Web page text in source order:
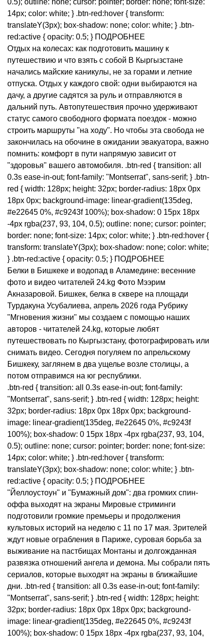
0.5); outline: none; cursor: pointer; border: none; font-size:
14px; color: white; } .btn-red:hover { transform:
translateY(3px); box-shadow: none; color: white; } .btn-
red:active { opacity: 0.5; } ПОДРОБНЕЕ
Отдых на колесах: как подготовить машину к
путешествию и что взять с собой В Кыргызстане
начались майские каникулы, не за горами и летние
отпуска. Отдых у каждого свой: одни выбираются на
дачу, а другие садятся за руль и отправляются в
дальний путь. Автопутешествия прочно удерживают
статус самого свободного формата поездок - можно
строить маршруты "на ходу". Но чтобы эта свобода не
закончилась на обочине в ожидании эвакуатора, важно
помнить: комфорт в пути напрямую зависит от
"здоровья" вашего автомобиля. .btn-red { transition: all
0.3s ease-in-out; font-family: "Montserrat", sans-serif; } .btn-
red { width: 128px; height: 32px; border-radius: 18px 0px
18px 0px; background-image: linear-gradient(135deg,
#e22645 0%, #c9243f 100%); box-shadow: 0 15px 18px
-4px rgba(237, 93, 104, 0.5); outline: none; cursor: pointer;
border: none; font-size: 14px; color: white; } .btn-red:hover {
transform: translateY(3px); box-shadow: none; color: white;
} .btn-red:active { opacity: 0.5; } ПОДРОБНЕЕ
Белки в Бишкеке и водопад в Аламедине: весенние
фото и видео читателей 24.kg Фото Мээрим
Акназаровой. Бишкек, белка в сквере на площади
Турдакуна Усубалиева, апрель 2026 года Рубрику
"Мгновения жизни" мы создаем с помощью наших
авторов - читателей 24.kg, которые любят
путешествовать по Кыргызстану, фотографировать или
снимать видео. Сегодня погуляем по апрельскому
Бишкеку, заглянем в два ущелье возле столицы, а
потом отправимся на юг республики.
.btn-red { transition: all 0.3s ease-in-out; font-family:
"Montserrat", sans-serif; } .btn-red { width: 128px; height:
32px; border-radius: 18px 0px 18px 0px; background-
image: linear-gradient(135deg, #e22645 0%, #c9243f
100%); box-shadow: 0 15px 18px -4px rgba(237, 93, 104,
0.5); outline: none; cursor: pointer; border: none; font-size:
14px; color: white; } .btn-red:hover { transform:
translateY(3px); box-shadow: none; color: white; } .btn-
red:active { opacity: 0.5; } ПОДРОБНЕЕ
"Йеллоустоун" и "Бумажный дом": два громких спин-
оффа выходят на экраны Мировые стриминги
подготовили громкие премьеры и продолжения
культовых историй на неделю с 11 по 17 мая. Зрителей
ждут новые ограбления в Париже, суровая борьба за
выживание на пастбищах Монтаны и долгожданная
развязка отношений ангела и демона. Мы собрали пять
сериалов, которые выходят на экраны в ближайшие
дни. .btn-red { transition: all 0.3s ease-in-out; font-family:
"Montserrat", sans-serif; } .btn-red { width: 128px; height:
32px; border-radius: 18px 0px 18px 0px; background-
image: linear-gradient(135deg, #e22645 0%, #c9243f
100%); box-shadow: 0 15px 18px -4px rgba(237, 93, 104,